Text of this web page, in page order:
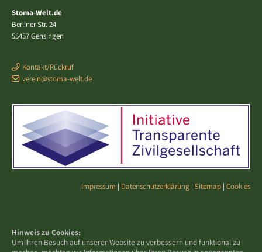
Hinweis zu Cookies:
Um Ihren Besuch auf unserer Website zu verbessern und funktional zu
Stoma-Welt.de
Berliner Str. 24
55457 Gensingen
Kontakt/Rückruf
verein@stoma-welt.de
Impressum | Datenschutzerklärung | Sitemap | Cookies